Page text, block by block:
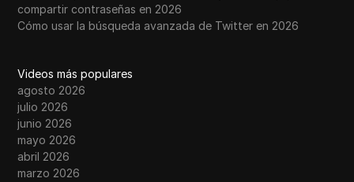
compartir contraseñas en 2026
Cómo usar la búsqueda avanzada de Twitter en 2026
Videos más populares
agosto 2026
julio 2026
junio 2026
mayo 2026
abril 2026
marzo 2026